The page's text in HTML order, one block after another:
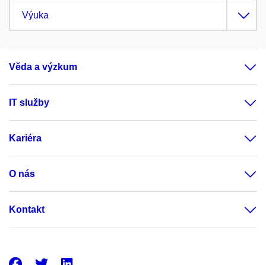
Výuka
Věda a výzkum
IT služby
Kariéra
O nás
Kontakt